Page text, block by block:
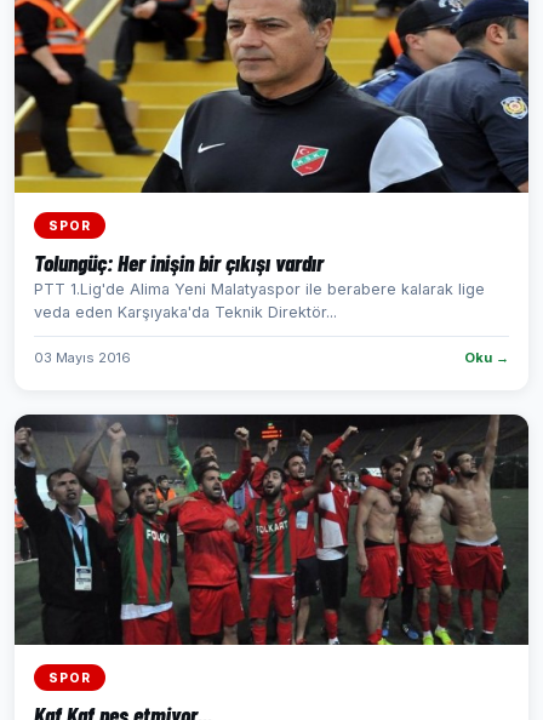
SPOR
Tolungüç: Her inişin bir çıkışı vardır
PTT 1.Lig'de Alima Yeni Malatyaspor ile berabere kalarak lige
veda eden Karşıyaka'da Teknik Direktör...
03 Mayıs 2016 Oku →
SPOR